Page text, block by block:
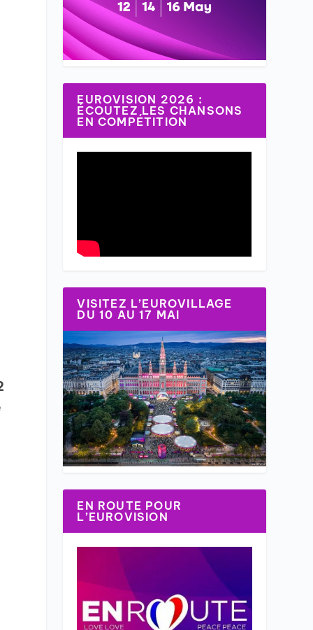
EUROVISION 2026 :
ÉCOUTEZ LES CHANSONS
EN COMPÉTITION
VISITEZ L’EUROVILLAGE
DU 10 AU 17 MAI
EN ROUTE POUR
L’EUROVISION